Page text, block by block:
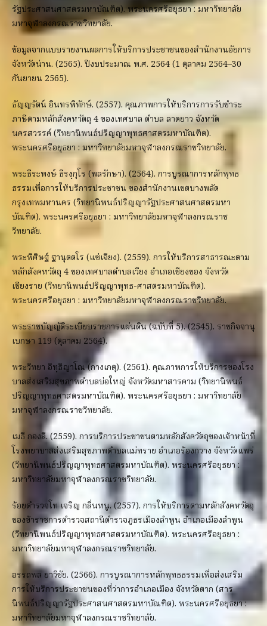
รัฐประศาสนศาสตรมหาบัณฑิต). พระนครศรีอยุธยา : มหาวิทยาลัย
มหาจุฬาลงกรณราชวิทยาลัย.
ข้อมูลจากแบบรายงานผลการให้บริการประชาชนของสำนักงานอัยการ
จังหวัดน่าน. (2565). ปีงบประมาณ พ.ศ. 2564 (1 ตุลาคม 2564–30
กันยายน 2565).
ธัญญรัตน์ อินทรพิทักษ์. (2557). คุณภาพการให้บริการการรับชำระ
ภาษีตามหลักสังคหวัตถุ 4 ของเทศบาล ตำบล ลาดยาว จังหวัด
นครสวรรค์ (วิทยานิพนธ์ปริญญาพุทธศาสตรมหาบัณฑิต).
พระนครศรีอยุธยา : มหาวิทยาลัยมหาจุฬาลงกรณราชวิทยาลัย.
พระธีระพงษ์ ธีรงฺกุโร (พลรักษา). (2564). การบูรณาการหลักพุทธ
ธรรมเพื่อการให้บริการประชาชน ของสำนักงานเขตบางพลัด
กรุงเทพมหานคร (วิทยานิพนธ์ปริญญารัฐประศาสนศาสตรมหา
บัณฑิต). พระนครศรีอยุธยา : มหาวิทยาลัยมหาจุฬาลงกรณราช
วิทยาลัย.
พระพิศิษฐ์ ฐานุตตโร (แซ่เจียง). (2559). การให้บริการสาธารณะตาม
หลักสังคหวัตถุ 4 ของเทศบาลตำบลเวียง อำเภอเชียงของ จังหวัด
เชียงราย (วิทยานิพนธ์ปริญญาพุทธ-ศาสตรมหาบัณฑิต).
พระนครศรีอยุธยา : มหาวิทยาลัยมหาจุฬาลงกรณราชวิทยาลัย.
พระราชบัญญัติระเบียบราชการแผ่นดิน (ฉบับที่ 5). (2545). ราชกิจจานุ
เบกษา 119 (ตุลาคม 2564).
พระวิทยา อิทฺธิญาโณ (กางเกตุ). (2561). คุณภาพการให้บริการของโรง
บาลส่งเสริมสุขภาพตำบลบ่อใหญ่ จังหวัดมหาสารคาม (วิทยานิพนธ์
ปริญญาพุทธศาสตรมหาบัณฑิต). พระนครศรีอยุธยา : มหาวิทยาลัย
มหาจุฬาลงกรณราชวิทยาลัย.
เมธี กองลี. (2559). การบริการประชาชนตามหลักสังควัตถุของเจ้าหน้าที่
โรงพยาบาลส่งเสริมสุขภาพตำบลแม่ทราย อำเภอร้องกวาง จังหวัดแพร่
(วิทยานิพนธ์ปริญญาพุทธศาสตรมหาบัณฑิต). พระนครศรีอยุธยา :
มหาวิทยาลัยมหาจุฬาลงกรณราชวิทยาลัย.
ร้อยตำรวจโท เจริญ กลิ่นหนู. (2557). การให้บริการตามหลักสังคหวัตถุ
ของข้าราชการตำรวจสถานีตำรวจภูธรเมืองลำพูน อำเภอเมืองลำพูน
(วิทยานิพนธ์ปริญญาพุทธศาสตรมหาบัณฑิต). พระนครศรีอยุธยา :
มหาวิทยาลัยมหาจุฬาลงกรณราชวิทยาลัย.
อรรถพล ยาวิชัย. (2566). การบูรณาการหลักพุทธธรรมเพื่อส่งเสริม
การให้บริการประชาชนของที่ว่าการอำเภอเมือง จังหวัดตาก (สาร
นิพนธ์ปริญญารัฐประศาสนศาสตรมหาบัณฑิต). พระนครศรีอยุธยา :
มหาวิทยาลัยมหาจุฬาลงกรณราชวิทยาลัย.